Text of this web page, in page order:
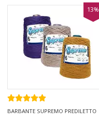
BARBANTE SUPREMO PREDILETTO
13%